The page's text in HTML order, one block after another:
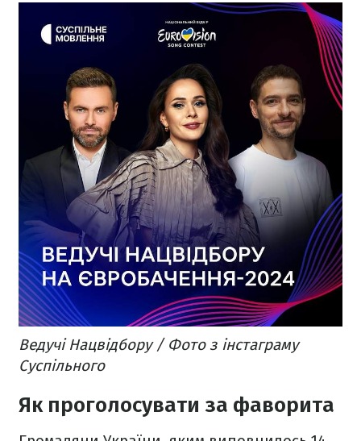
Ведучі Нацвідбору / Фото з інстаграму
Суспільного
Як проголосувати за фаворита